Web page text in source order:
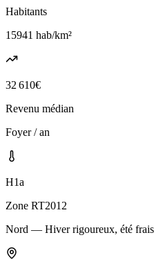
Habitants
15941 hab/km²
32 610€
Revenu médian
Foyer / an
H1a
Zone RT2012
Nord — Hiver rigoureux, été frais